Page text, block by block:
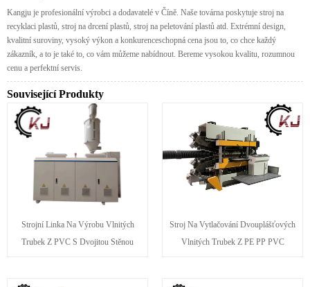
Kangju je profesionální výrobci a dodavatelé v Číně. Naše továrna poskytuje stroj na
recyklaci plastů, stroj na drcení plastů, stroj na peletování plastů atd. Extrémní design,
kvalitní suroviny, vysoký výkon a konkurenceschopná cena jsou to, co chce každý
zákazník, a to je také to, co vám můžeme nabídnout. Bereme vysokou kvalitu, rozumnou
cenu a perfektní servis.
Související Produkty
Strojní Linka Na Výrobu Vlnitých
Trubek Z PVC S Dvojitou Stěnou
Stroj Na Vytlačování Dvouplášťových
Vlnitých Trubek Z PE PP PVC